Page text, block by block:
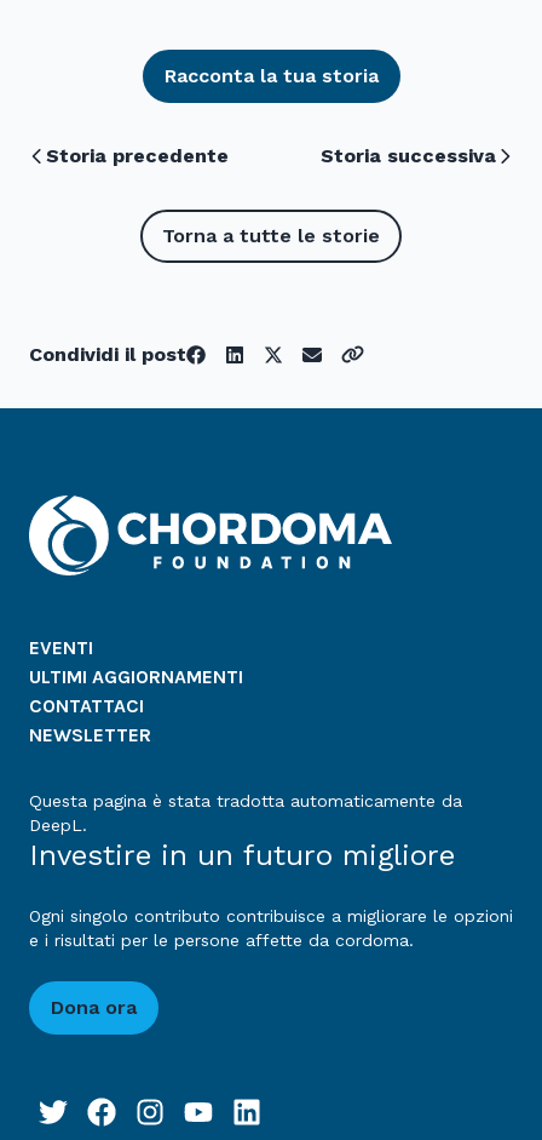
Racconta la tua storia
Storia precedente Storia successiva
Torna a tutte le storie
Condividi il post
EVENTI
ULTIMI AGGIORNAMENTI
CONTATTACI
NEWSLETTER
Questa pagina è stata tradotta automaticamente da
DeepL.
Investire in un futuro migliore
Ogni singolo contributo contribuisce a migliorare le opzioni
e i risultati per le persone affette da cordoma.
Dona ora